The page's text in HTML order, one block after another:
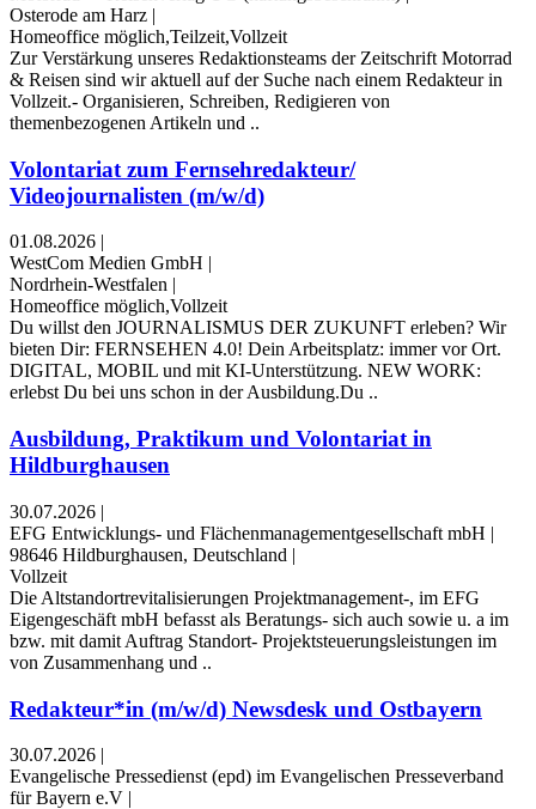
Osterode am Harz |
Homeoffice möglich,Teilzeit,Vollzeit
Zur Verstärkung unseres Redaktionsteams der Zeitschrift Motorrad
& Reisen sind wir aktuell auf der Suche nach einem Redakteur in
Vollzeit.- Organisieren, Schreiben, Redigieren von
themenbezogenen Artikeln und ..
Volontariat zum Fernsehredakteur/
Videojournalisten (m/w/d)
01.08.2026 |
WestCom Medien GmbH |
Nordrhein-Westfalen |
Homeoffice möglich,Vollzeit
Du willst den JOURNALISMUS DER ZUKUNFT erleben? Wir
bieten Dir: FERNSEHEN 4.0! Dein Arbeitsplatz: immer vor Ort.
DIGITAL, MOBIL und mit KI-Unterstützung. NEW WORK:
erlebst Du bei uns schon in der Ausbildung.Du ..
Ausbildung, Praktikum und Volontariat in
Hildburghausen
30.07.2026 |
EFG Entwicklungs- und Flächenmanagementgesellschaft mbH |
98646 Hildburghausen, Deutschland |
Vollzeit
Die Altstandortrevitalisierungen Projektmanagement-, im EFG
Eigengeschäft mbH befasst als Beratungs- sich auch sowie u. a im
bzw. mit damit Auftrag Standort- Projektsteuerungsleistungen im
von Zusammenhang und ..
Redakteur*in (m/w/d) Newsdesk und Ostbayern
30.07.2026 |
Evangelische Pressedienst (epd) im Evangelischen Presseverband
für Bayern e.V |